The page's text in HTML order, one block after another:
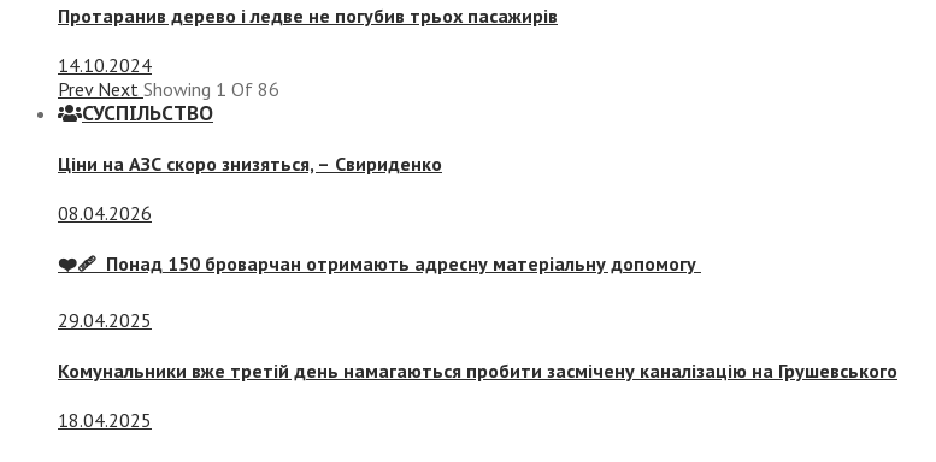
Протаранив дерево і ледве не погубив трьох пасажирів
14.10.2024
Prev Next Showing 1 Of 86
СУСПIЛЬСТВО
Ціни на АЗС скоро знизяться, – Свириденко
08.04.2026
❤️‍🩹 Понад 150 броварчан отримають адресну матеріальну допомогу
29.04.2025
Комунальники вже третій день намагаються пробити засмічену каналізацію на Грушевського
18.04.2025